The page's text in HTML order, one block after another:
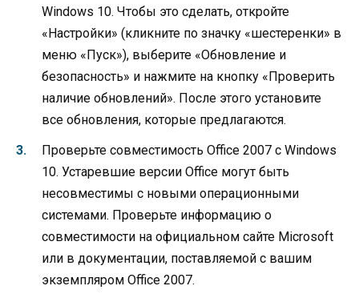
Windows 10. Чтобы это сделать, откройте
«Настройки» (кликните по значку «шестеренки» в
меню «Пуск»), выберите «Обновление и
безопасность» и нажмите на кнопку «Проверить
наличие обновлений». После этого установите
все обновления, которые предлагаются.
Проверьте совместимость Office 2007 с Windows
10. Устаревшие версии Office могут быть
несовместимы с новыми операционными
системами. Проверьте информацию о
совместимости на официальном сайте Microsoft
или в документации, поставляемой с вашим
экземпляром Office 2007.